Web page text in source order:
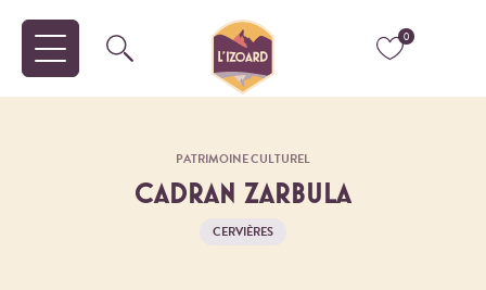
0
PATRIMOINE CULTUREL
CADRAN ZARBULA
CERVIÈRES